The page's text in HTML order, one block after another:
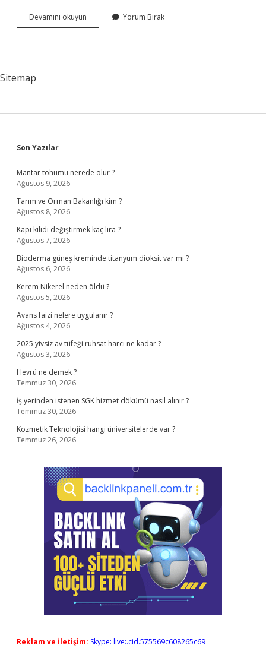
Devamını okuyun
Nerede
Yorum Bırak
Sitemap
Sidebar
Son Yazılar
Mantar tohumu nerede olur ?
Ağustos 9, 2026
Tarım ve Orman Bakanlığı kim ?
Ağustos 8, 2026
Kapı kilidi değiştirmek kaç lira ?
Ağustos 7, 2026
Bioderma güneş kreminde titanyum dioksit var mı ?
Ağustos 6, 2026
Kerem Nikerel neden öldü ?
Ağustos 5, 2026
Avans faizi nelere uygulanır ?
Ağustos 4, 2026
2025 yivsiz av tüfeği ruhsat harcı ne kadar ?
Ağustos 3, 2026
Hevrü ne demek ?
Temmuz 30, 2026
İş yerinden istenen SGK hizmet dökümü nasıl alınır ?
Temmuz 30, 2026
Kozmetik Teknolojisi hangi üniversitelerde var ?
Temmuz 26, 2026
Reklam ve İletişim: Skype: live:.cid.575569c608265c69